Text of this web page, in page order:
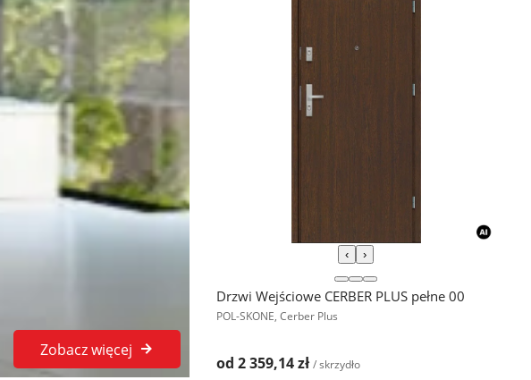
Zobacz więcej
‹ ›
Drzwi Wejściowe CERBER PLUS pełne 00
POL-SKONE, Cerber Plus
od 2 359,14 zł / skrzydło